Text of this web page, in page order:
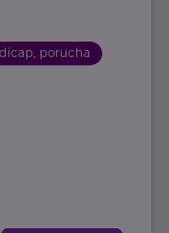
porucha